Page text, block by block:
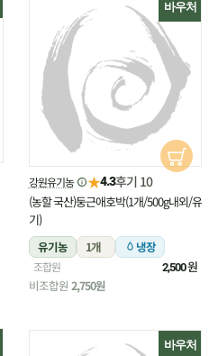
바우처
강원유기농 ★4.3후기 10
(농할 국산)둥근애호박(1개/500g내외/유
기)
유기농
1개 냉장
조합원 2,500원
비조합원 2,750원
바우처